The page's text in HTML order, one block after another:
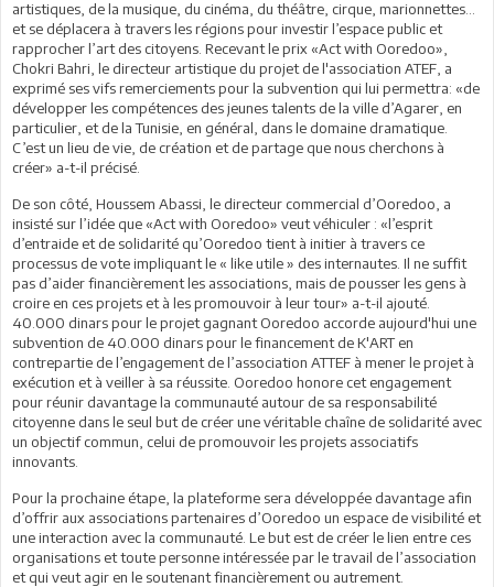
artistiques, de la musique, du cinéma, du théâtre, cirque, marionnettes…
et se déplacera à travers les régions pour investir l’espace public et
rapprocher l’art des citoyens. Recevant le prix «Act with Ooredoo»,
Chokri Bahri, le directeur artistique du projet de l'association ATEF, a
exprimé ses vifs remerciements pour la subvention qui lui permettra: «de
développer les compétences des jeunes talents de la ville d’Agarer, en
particulier, et de la Tunisie, en général, dans le domaine dramatique.
C’est un lieu de vie, de création et de partage que nous cherchons à
créer» a-t-il précisé.
De son côté, Houssem Abassi, le directeur commercial d’Ooredoo, a
insisté sur l’idée que «Act with Ooredoo» veut véhiculer : «l’esprit
d’entraide et de solidarité qu’Ooredoo tient à initier à travers ce
processus de vote impliquant le « like utile » des internautes. Il ne suffit
pas d’aider financièrement les associations, mais de pousser les gens à
croire en ces projets et à les promouvoir à leur tour» a-t-il ajouté.
40.000 dinars pour le projet gagnant Ooredoo accorde aujourd'hui une
subvention de 40.000 dinars pour le financement de K'ART en
contrepartie de l’engagement de l’association ATTEF à mener le projet à
exécution et à veiller à sa réussite. Ooredoo honore cet engagement
pour réunir davantage la communauté autour de sa responsabilité
citoyenne dans le seul but de créer une véritable chaîne de solidarité avec
un objectif commun, celui de promouvoir les projets associatifs
innovants.
Pour la prochaine étape, la plateforme sera développée davantage afin
d’offrir aux associations partenaires d’Ooredoo un espace de visibilité et
une interaction avec la communauté. Le but est de créer le lien entre ces
organisations et toute personne intéressée par le travail de l’association
et qui veut agir en le soutenant financièrement ou autrement.